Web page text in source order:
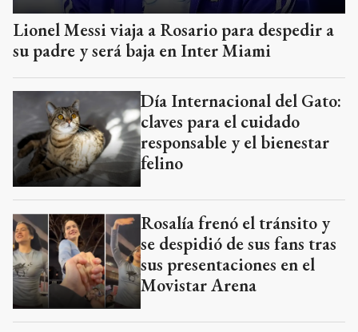
Lionel Messi viaja a Rosario para despedir a
su padre y será baja en Inter Miami
Día Internacional del Gato:
claves para el cuidado
responsable y el bienestar
felino
Rosalía frenó el tránsito y
se despidió de sus fans tras
sus presentaciones en el
Movistar Arena